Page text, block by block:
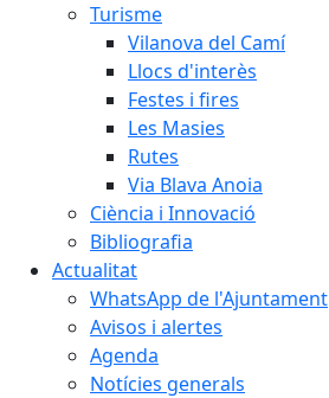
Turisme
Vilanova del Camí
Llocs d'interès
Festes i fires
Les Masies
Rutes
Via Blava Anoia
Ciència i Innovació
Bibliografia
Actualitat
WhatsApp de l'Ajuntament
Avisos i alertes
Agenda
Notícies generals